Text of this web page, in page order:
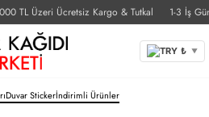
TL Üzeri Ücretsiz Kargo & Tutkal 1-3 İş
TRY ₺ ▼
Duvar Stickerİndirimli Ürünler